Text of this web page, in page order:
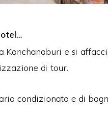
Kanchanaburi e si
di tour.
condizionata e di